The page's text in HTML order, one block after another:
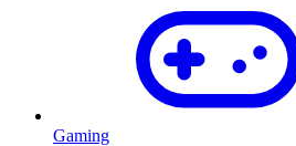
Gaming